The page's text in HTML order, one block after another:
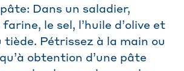
Dans un saladier,
le sel, l’huile d’olive et
tiède. Pétrissez à la main ou
obtention d’une pâte